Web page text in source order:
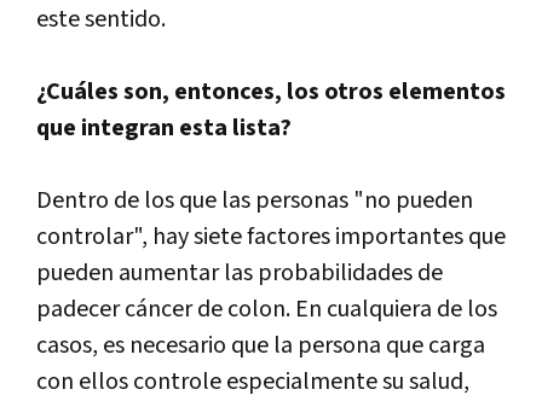
este sentido.
¿Cuáles son, entonces, los otros elementos
que integran esta lista?
Dentro de los que las personas "no pueden
controlar", hay siete factores importantes que
pueden aumentar las probabilidades de
padecer cáncer de colon. En cualquiera de los
casos, es necesario que la persona que carga
con ellos controle especialmente su salud,